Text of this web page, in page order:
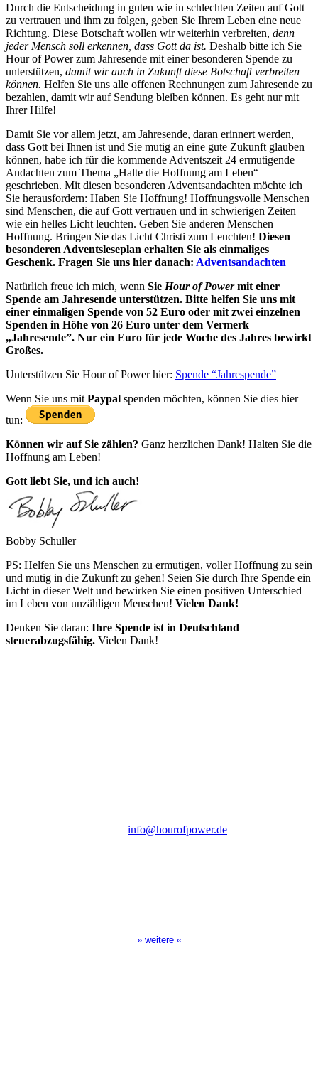
Durch die Entscheidung in guten wie in schlechten Zeiten auf Gott
zu vertrauen und ihm zu folgen, geben Sie Ihrem Leben eine neue
Richtung. Diese Botschaft wollen wir weiterhin verbreiten, denn
jeder Mensch soll erkennen, dass Gott da ist. Deshalb bitte ich Sie
Hour of Power zum Jahresende mit einer besonderen Spende zu
unterstützen, damit wir auch in Zukunft diese Botschaft verbreiten
können. Helfen Sie uns alle offenen Rechnungen zum Jahresende zu
bezahlen, damit wir auf Sendung bleiben können. Es geht nur mit
Ihrer Hilfe!
Damit Sie vor allem jetzt, am Jahresende, daran erinnert werden,
dass Gott bei Ihnen ist und Sie mutig an eine gute Zukunft glauben
können, habe ich für die kommende Adventszeit 24 ermutigende
Andachten zum Thema „Halte die Hoffnung am Leben“
geschrieben. Mit diesen besonderen Adventsandachten möchte ich
Sie herausfordern: Haben Sie Hoffnung! Hoffnungsvolle Menschen
sind Menschen, die auf Gott vertrauen und in schwierigen Zeiten
wie ein helles Licht leuchten. Geben Sie anderen Menschen
Hoffnung. Bringen Sie das Licht Christi zum Leuchten! Diesen
besonderen Adventsleseplan erhalten Sie als einmaliges
Geschenk. Fragen Sie uns hier danach: Adventsandachten
Natürlich freue ich mich, wenn Sie Hour of Powermit einer
Spende am Jahresende unterstützen. Bitte helfen Sie uns mit
einer einmaligen Spende von 52 Euro oder mit zwei einzelnen
Spenden in Höhe von 26 Euro unter dem Vermerk
„Jahresende”. Nur ein Euro für jede Woche des Jahres bewirkt
Großes.
Unterstützen Sie Hour of Power hier: Spende “Jahrespende”
Wenn Sie uns mit Paypal spenden möchten, können Sie dies hier
tun:
Können wir auf Sie zählen? Ganz herzlichen Dank! Halten Sie die
Hoffnung am Leben!
Gott liebt Sie, und ich auch!
Bobby Schuller
PS: Helfen Sie uns Menschen zu ermutigen, voller Hoffnung zu sein
und mutig in die Zukunft zu gehen! Seien Sie durch Ihre Spende ein
Licht in dieser Welt und bewirken Sie einen positiven Unterschied
im Leben von unzähligen Menschen! Vielen Dank!
Denken Sie daran: Ihre Spende ist in Deutschland
steuerabzugsfähig. Vielen Dank!
info@hourofpower.de
» weitere «